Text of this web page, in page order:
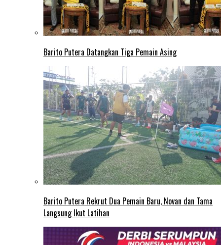
Barito Putera Datangkan Tiga Pemain Asing
Barito Putera Rekrut Dua Pemain Baru, Novan dan Tama
Langsung Ikut Latihan